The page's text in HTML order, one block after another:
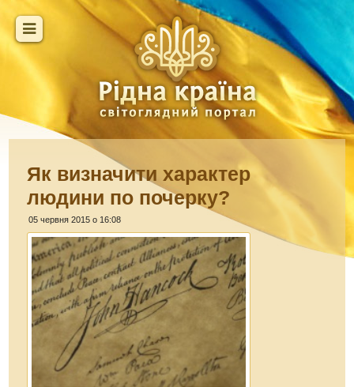
Як визначити характер
людини по почерку?
05 червня 2015 о 16:08